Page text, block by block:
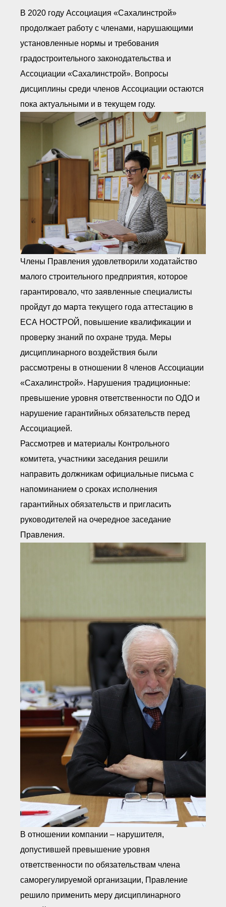
● Организационные
документы
● Действующие документы
● Сбор предложений во
внутренние документы
Финансовая отчетность
Компенсационный фонд
Реестры Ассоциации
● Реестр членов
«Сахалинстрой»
● Реестр членов
Ассоциации,
осуществляющих
строительный контроль
● Реестр членов
объединения
работодателей
● Реестр членов
Ассоциации —
Застройщиков
● Реестр членов
Ассоциации — технических
заказчиков
● Реестр членов
Ассоциации с правом
ООТСУО
● Реестр членов СРО
имеющих строительные
Политика информационной
Орган надзора
Охрана труда
Видеоматериалы
Работа в Общественных советах
Законодательство РФ по
В 2020 году Ассоциация «Сахалинстрой»
продолжает работу с членами, нарушающими
установленные нормы и требования
градостроительного законодательства и
Ассоциации «Сахалинстрой». Вопросы
дисциплины среди членов Ассоциации остаются
пока актуальными и в текущем году.
Члены Правления удовлетворили ходатайство
малого строительного предприятия, которое
гарантировало, что заявленные специалисты
пройдут до марта текущего года аттестацию в
ЕСА НОСТРОЙ, повышение квалификации и
проверку знаний по охране труда. Меры
дисциплинарного воздействия были
рассмотрены в отношении 8 членов Ассоциации
«Сахалинстрой». Нарушения традиционные:
превышение уровня ответственности по ОДО и
нарушение гарантийных обязательств перед
Ассоциацией.
Рассмотрев и материалы Контрольного
комитета, участники заседания решили
направить должникам официальные письма с
напоминанием о сроках исполнения
гарантийных обязательств и пригласить
руководителей на очередное заседание
Правления.
В отношении компании – нарушителя,
допустившей превышение уровня
ответственности по обязательствам члена
саморегулируемой организации, Правление
решило применить меру дисциплинарного